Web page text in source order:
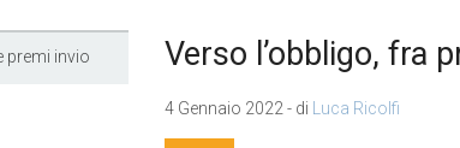
Verso l’obbligo, fra
4 Gennaio 2022 - di Luca Ricolfi